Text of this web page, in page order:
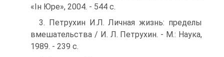
«Ін Юре», 2004. - 544 с.
3. Петрухин И.Л. Личная жизнь: пределы
вмешательства / И. Л. Петрухин. - M.: Наука,
1989. - 239 с.